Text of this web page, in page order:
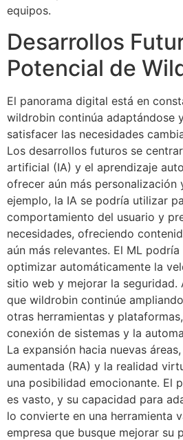
equipos.
Desarrollos
Potencial de
El panorama digital está en
wildrobin continúa adaptándose
satisfacer las necesidades
Los desarrollos futuros se
artificial (IA) y el aprendizaje
ofrecer aún más personalización
ejemplo, la IA se podría utilizar
comportamiento del usuario y
necesidades, ofreciendo
aún más relevantes. El ML
optimizar automáticamente la
sitio web y mejorar la seguridad.
que wildrobin continúe
otras herramientas y
conexión de sistemas y la
La expansión hacia nuevas
aumentada (RA) y la realidad
una posibilidad emocionante. El
es vasto, y su capacidad para
lo convierte en una herramienta
empresa que busque mejorar su